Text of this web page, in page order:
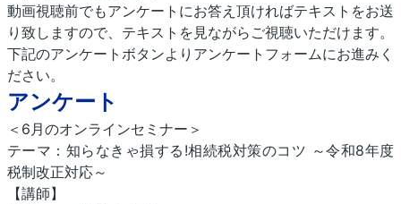
動画視聴前でもアンケートにお答え頂ければテキストをお送
り致しますので、テキストを見ながらご視聴いただけます。
下記のアンケートボタンよりアンケートフォームにお進みく
ださい。
アンケート
＜6月のオンラインセミナー＞
テーマ：知らなきゃ損する!相続税対策のコツ ～令和8年度
税制改正対応～
【講師】